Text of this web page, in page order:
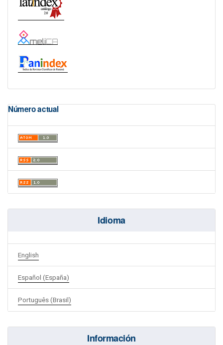
Número actual
Idioma
English
Español (España)
Português (Brasil)
Información